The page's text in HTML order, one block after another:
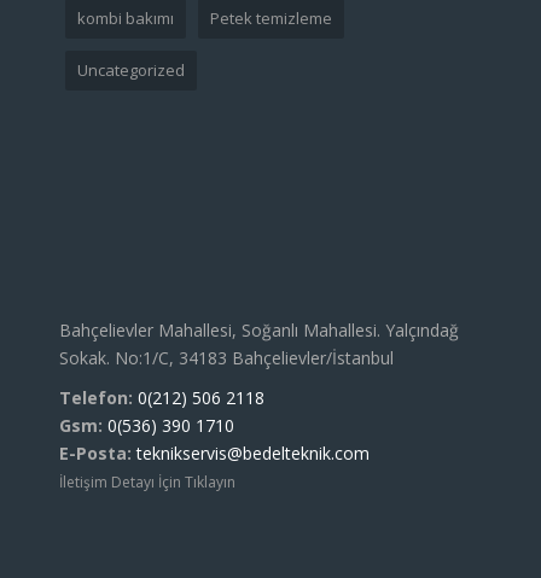
kombi bakımı Petek temizleme
Uncategorized
Bahçelievler Mahallesi, Soğanlı Mahallesi. Yalçındağ
Sokak. No:1/C, 34183 Bahçelievler/İstanbul
Telefon: 0(212) 506 2118
Gsm: 0(536) 390 1710
E-Posta: teknikservis@bedelteknik.com
İletişim Detayı İçin Tıklayın